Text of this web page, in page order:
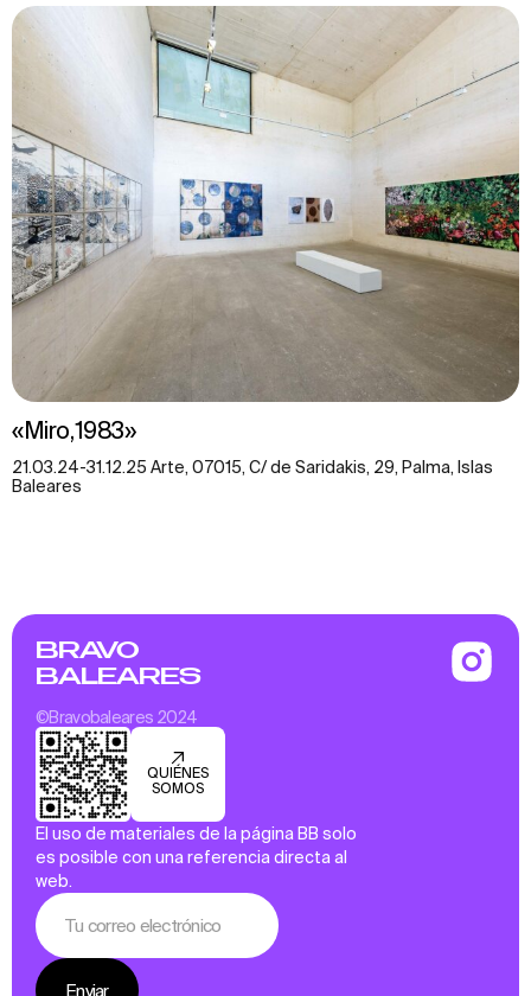
«Miro,1983»
21.03.24-31.12.25 Arte, 07015, C/ de Saridakis, 29, Palma, Islas
Baleares
BRAVO
BALEARES
©Bravobaleares 2024
QUIÉNES
SOMOS
El uso de materiales de la página BB solo
es posible con una referencia directa al
web.